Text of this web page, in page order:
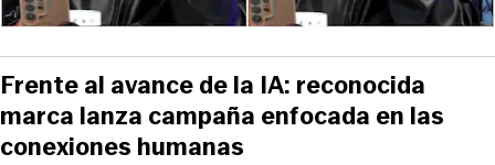
Frente al avance de la IA: reconocida
marca lanza campaña enfocada en las
conexiones humanas